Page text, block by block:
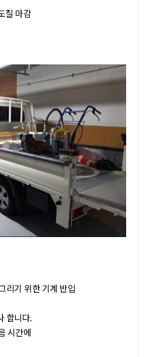
칠 마감
리기 위한 기계 반입
합니다.
시간에